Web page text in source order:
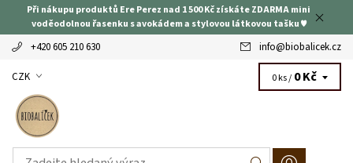
Při nákupu produktů Ere Perez nad 1 500 Kč získáte ZDARMA mini
voděodolnou řasenku s avokádem a stylovou látkovou tašku ♥
+420 605 210 630 info@biobalicek.cz
CZK 0 ks / 0 Kč